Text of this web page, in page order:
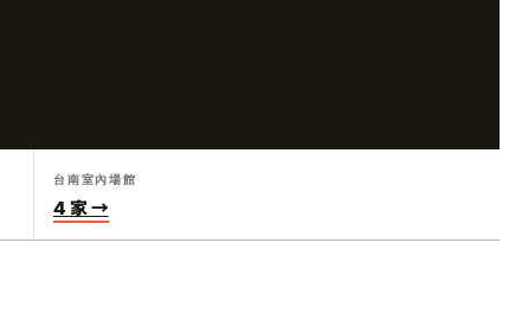
台南室內場館
4 家 →